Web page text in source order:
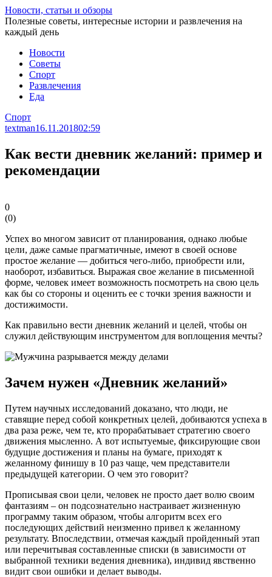
Перейти
к
статье
Новости, статьи и обзоры
Полезные советы, интересные истории и развлечения на
каждый день
Новости
Советы
Спорт
Развлечения
Еда
Спорт
textman16.11.201802:59
Как вести дневник желаний: пример и
рекомендации
0
(0)
Успех во многом зависит от планирования, однако любые
цели, даже самые прагматичные, имеют в своей основе
простое желание — добиться чего-либо, приобрести или,
наоборот, избавиться. Выражая свое желание в письменной
форме, человек имеет возможность посмотреть на свою цель
как бы со стороны и оценить ее с точки зрения важности и
достижимости.
Как правильно вести дневник желаний и целей, чтобы он
служил действующим инструментом для воплощения мечты?
Зачем нужен «Дневник желаний»
Путем научных исследований доказано, что люди, не
ставящие перед собой конкретных целей, добиваются успеха в
два раза реже, чем те, кто прорабатывает стратегию своего
движения мысленно. А вот испытуемые, фиксирующие свои
будущие достижения и планы на бумаге, приходят к
желанному финишу в 10 раз чаще, чем представители
предыдущей категории. О чем это говорит?
Прописывая свои цели, человек не просто дает волю своим
фантазиям – он подсознательно настраивает жизненную
программу таким образом, чтобы алгоритм всех его
последующих действий неизменно привел к желанному
результату. Впоследствии, отмечая каждый пройденный этап
или перечитывая составленные списки (в зависимости от
выбранной техники ведения дневника), индивид явственно
видит свои ошибки и делает выводы.